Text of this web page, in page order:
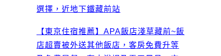
選擇，近地下鐵藏前站
【東京住宿推薦】APA飯店淺草藏前~飯
店超賣被外送其他飯店，客房免費升等